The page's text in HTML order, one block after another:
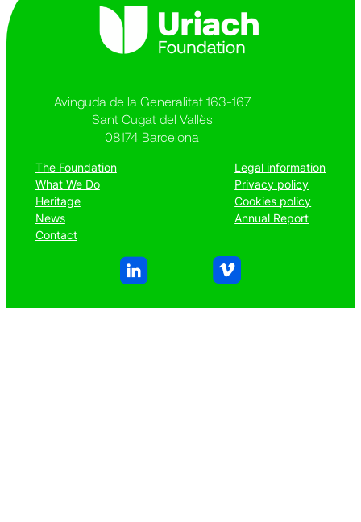
Avinguda de la Generalitat 163-167
Sant Cugat del Vallès
08174 Barcelona
The Foundation
What We Do
Heritage
News
Contact
Legal information
Privacy policy
Cookies policy
Annual Report